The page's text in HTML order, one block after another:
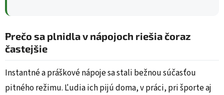
Prečo sa plnidla v nápojoch riešia čoraz
častejšie
Instantné a práškové nápoje sa stali bežnou súčasťou
pitného režimu. Ľudia ich pijú doma, v práci, pri športe aj